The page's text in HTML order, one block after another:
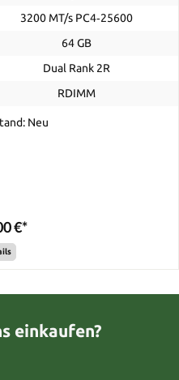
3200 MT/s PC4‑25600
64 GB
Dual Rank 2R
RDIMM
Neu
€*
einkaufen?